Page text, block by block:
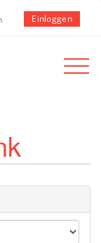
Einloggen
Toggle